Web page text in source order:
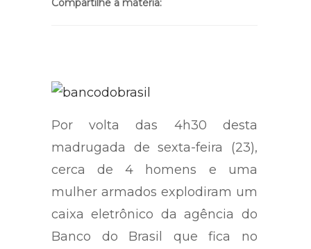
Por volta das 4h30 desta
madrugada de sexta-feira (23),
cerca de 4 homens e uma
mulher armados explodiram um
caixa eletrônico da agência do